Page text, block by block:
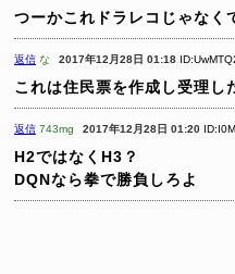
つーかこれドラレコじゃな
返信 な 2017年12月28日 01:18
これは住民票を作成し受理し
返信 743mg 2017年12月28日 01:20
H2ではなくH3？
DQNなら拳で勝負しろよ